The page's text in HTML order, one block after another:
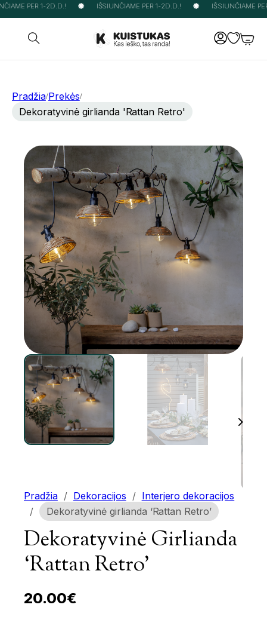
PER 1-2D.D.! IŠSIUNČIAME PER 1-2D.D.! IŠSIUNČIAME
Pradžia/Prekės/
Dekoratyvinė girlianda 'Rattan Retro'
Pradžia / Dekoracijos / Interjero dekoracijos
/
Dekoratyvinė girlianda ‘Rattan Retro’
Dekoratyvinė Girlianda
‘Rattan Retro’
20.00€